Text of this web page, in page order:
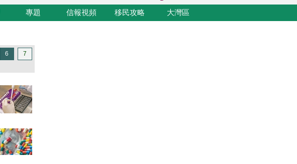
專題 信報視頻 移民攻略 大灣區
6 7